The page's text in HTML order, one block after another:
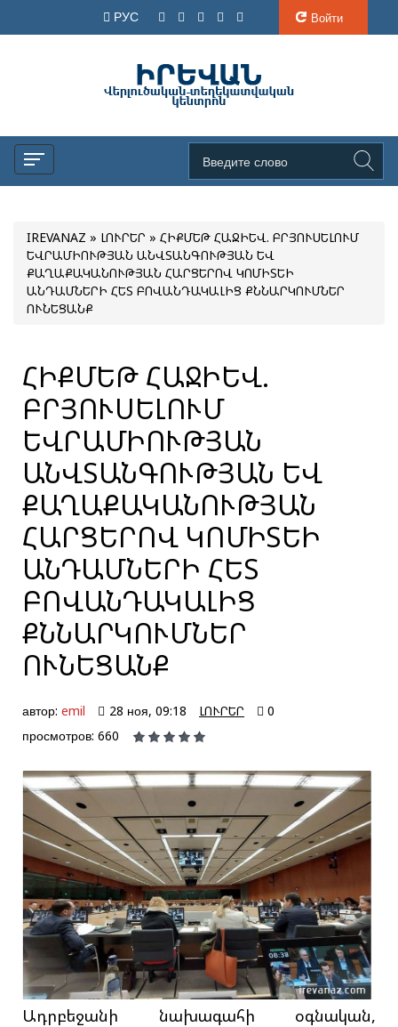
РУС Войти
IREVANAZ » ԼՈՒՐԵՐ » ՀԻՔՄԵԹ ՀԱՋԻԵՎ. ԲՐՅՈՒՍԵԼՈՒՄ
ԵՎՐԱՄԻՈՒԹՅԱՆ ԱՆՎՏԱՆԳՈՒԹՅԱՆ ԵՎ
ՔԱՂԱՔԱԿԱՆՈՒԹՅԱՆ ՀԱՐՑԵՐՈՎ ԿՈՄԻՏԵԻ
ԱՆԴԱՄՆԵՐԻ ՀԵՏ ԲՈՎԱՆԴԱԿԱԼԻՑ ՔՆՆԱՐԿՈՒՄՆԵՐ
ՈՒՆԵՑԱՆՔ
ՀԻՔՄԵԹ ՀԱՋԻԵՎ.
ԲՐՅՈՒՍԵԼՈՒՄ
ԵՎՐԱՄԻՈՒԹՅԱՆ
ԱՆՎՏԱՆԳՈՒԹՅԱՆ ԵՎ
ՔԱՂԱՔԱԿԱՆՈՒԹՅԱՆ
ՀԱՐՑԵՐՈՎ ԿՈՄԻՏԵԻ
ԱՆԴԱՄՆԵՐԻ ՀԵՏ
ԲՈՎԱՆԴԱԿԱԼԻՑ
ՔՆՆԱՐԿՈՒՄՆԵՐ
ՈՒՆԵՑԱՆՔ
автор: emil 28 ноя, 09:18 ԼՈՒՐԵՐ
0
просмотров: 660
Ադրբեջանի նախագահի օգնական,